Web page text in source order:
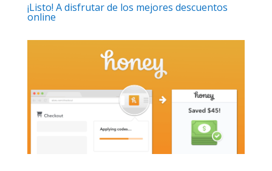
¡Listo! A disfrutar de los mejores descuentos
online